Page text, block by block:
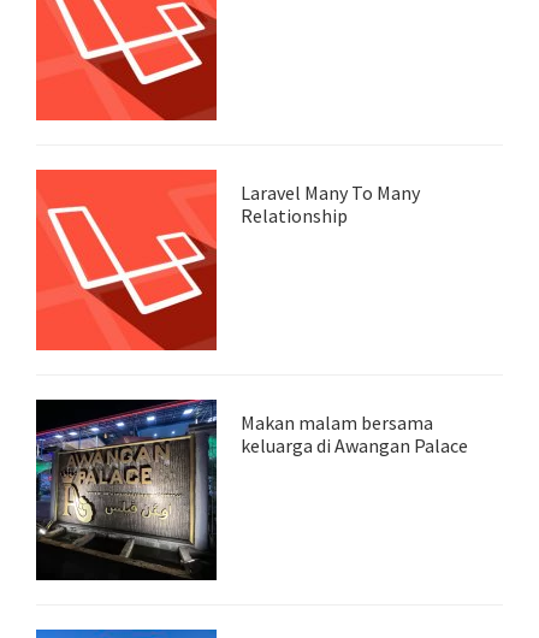
Laravel Many To Many
Relationship
Makan malam bersama
keluarga di Awangan Palace